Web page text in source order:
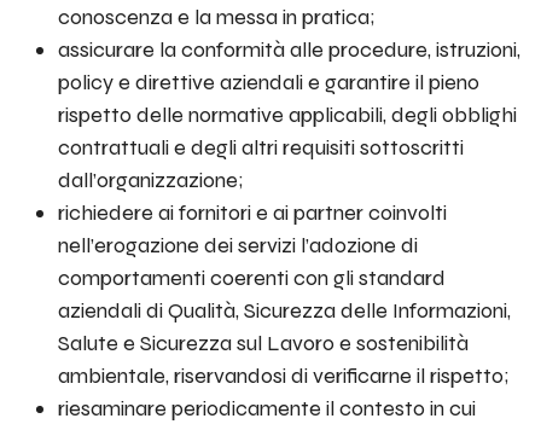
conoscenza e la messa in pratica;
assicurare la conformità alle procedure, istruzioni,
policy e direttive aziendali e garantire il pieno
rispetto delle normative applicabili, degli obblighi
contrattuali e degli altri requisiti sottoscritti
dall’organizzazione;
richiedere ai fornitori e ai partner coinvolti
nell’erogazione dei servizi l’adozione di
comportamenti coerenti con gli standard
aziendali di Qualità, Sicurezza delle Informazioni,
Salute e Sicurezza sul Lavoro e sostenibilità
ambientale, riservandosi di verificarne il rispetto;
riesaminare periodicamente il contesto in cui